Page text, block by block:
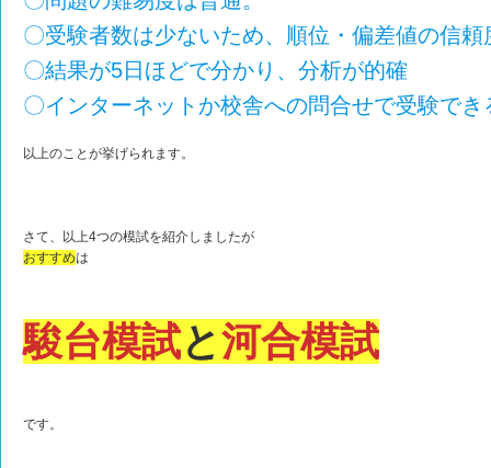
〇受験者数は少ないため、順位・偏差値の信頼
〇結果が5日ほどで分かり、分析が的確
〇インターネットか校舎への問合せで受験でき
以上のことが挙げられます。
さて、以上4つの模試を紹介しましたが
おすすめは
駿台模試と河合模試
です。